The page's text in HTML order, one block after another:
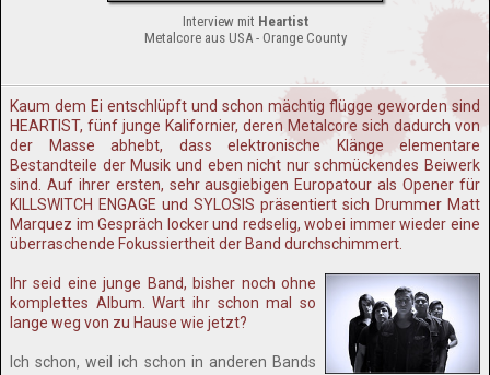
Interview mit Heartist
Metalcore aus USA - Orange County
Kaum dem Ei entschlüpft und schon mächtig flügge geworden sind
HEARTIST, fünf junge Kalifornier, deren Metalcore sich dadurch von
der Masse abhebt, dass elektronische Klänge elementare
Bestandteile der Musik und eben nicht nur schmückendes Beiwerk
sind. Auf ihrer ersten, sehr ausgiebigen Europatour als Opener für
KILLSWITCH ENGAGE und SYLOSIS präsentiert sich Drummer Matt
Marquez im Gespräch locker und redselig, wobei immer wieder eine
überraschende Fokussiertheit der Band durchschimmert.
Ihr seid eine junge Band, bisher noch ohne
komplettes Album. Wart ihr schon mal so
lange weg von zu Hause wie jetzt?
Ich schon, weil ich schon in anderen Bands